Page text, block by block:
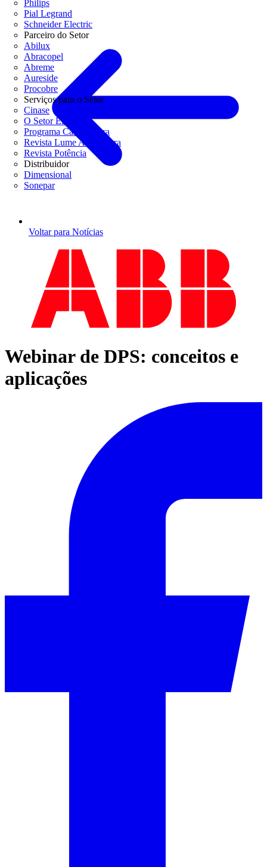
Philips
Pial Legrand
Schneider Electric
Parceiro do Setor
Abilux
Abracopel
Abreme
Aureside
Procobre
Serviços para o Setor
Cinase
O Setor Elétrico
Programa Casa Segura
Revista Lume Arquitetura
Revista Potência
Distribuidor
Dimensional
Sonepar
Voltar para Notícias
Webinar de DPS: conceitos e
aplicações